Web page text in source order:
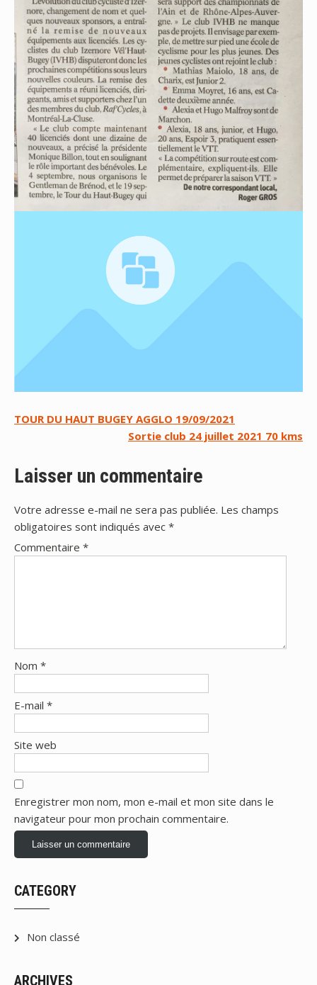
Navigation
l’article
TOUR DU HAUT BUGEY AGGLO 19/09/2021
Sortie club 24 juillet 2021 70 kms
Laisser un commentaire
Votre adresse e-mail ne sera pas publiée. Les champs
obligatoires sont indiqués avec *
Commentaire *
Nom *
E-mail *
Site web
Enregistrer mon nom, mon e-mail et mon site dans le
navigateur pour mon prochain commentaire.
CATEGORY
Non classé
ARCHIVES